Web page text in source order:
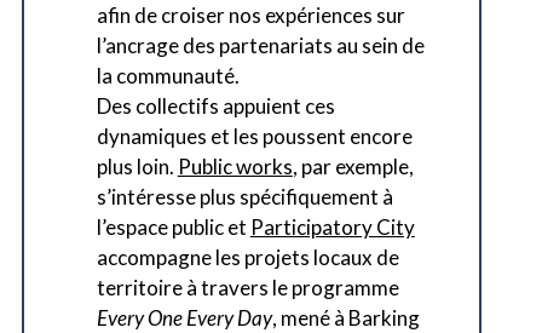
afin de croiser nos expériences sur
l’ancrage des partenariats au sein de
la communauté.
Des collectifs appuient ces
dynamiques et les poussent encore
plus loin. Public works, par exemple,
s’intéresse plus spécifiquement à
l’espace public et Participatory City
accompagne les projets locaux de
territoire à travers le programme
Every One Every Day, mené à Barking